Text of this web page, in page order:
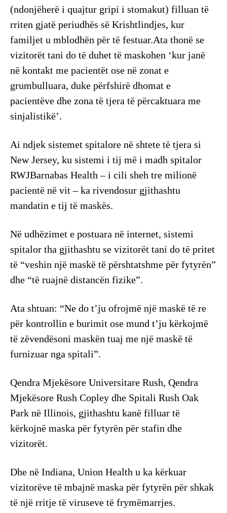
(ndonjëherë i quajtur gripi i stomakut) filluan të
rriten gjatë periudhës së Krishtlindjes, kur
familjet u mblodhën për të festuar.Ata thonë se
vizitorët tani do të duhet të maskohen ‘kur janë
në kontakt me pacientët ose në zonat e
grumbulluara, duke përfshirë dhomat e
pacientëve dhe zona të tjera të përcaktuara me
sinjalistikë’.
Ai ndjek sistemet spitalore në shtete të tjera si
New Jersey, ku sistemi i tij më i madh spitalor
RWJBarnabas Health – i cili sheh tre milionë
pacientë në vit – ka rivendosur gjithashtu
mandatin e tij të maskës.
Në udhëzimet e postuara në internet, sistemi
spitalor tha gjithashtu se vizitorët tani do të pritet
të “veshin një maskë të përshtatshme për fytyrën”
dhe “të ruajnë distancën fizike”.
Ata shtuan: “Ne do t’ju ofrojmë një maskë të re
për kontrollin e burimit ose mund t’ju kërkojmë
të zëvendësoni maskën tuaj me një maskë të
furnizuar nga spitali”.
Qendra Mjekësore Universitare Rush, Qendra
Mjekësore Rush Copley dhe Spitali Rush Oak
Park në Illinois, gjithashtu kanë filluar të
kërkojnë maska ​​​​për fytyrën për stafin dhe
vizitorët.
Dhe në Indiana, Union Health u ka kërkuar
vizitorëve të mbajnë maska ​​​​për fytyrën për shkak
të një rritje të viruseve të frymëmarrjes.